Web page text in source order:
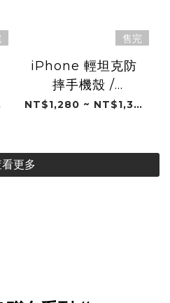
售完
iPhone 輕坦克防
摔手機殼 /
2024"球員款 (樂天
NT$1,280 ~ NT$1,380
更多